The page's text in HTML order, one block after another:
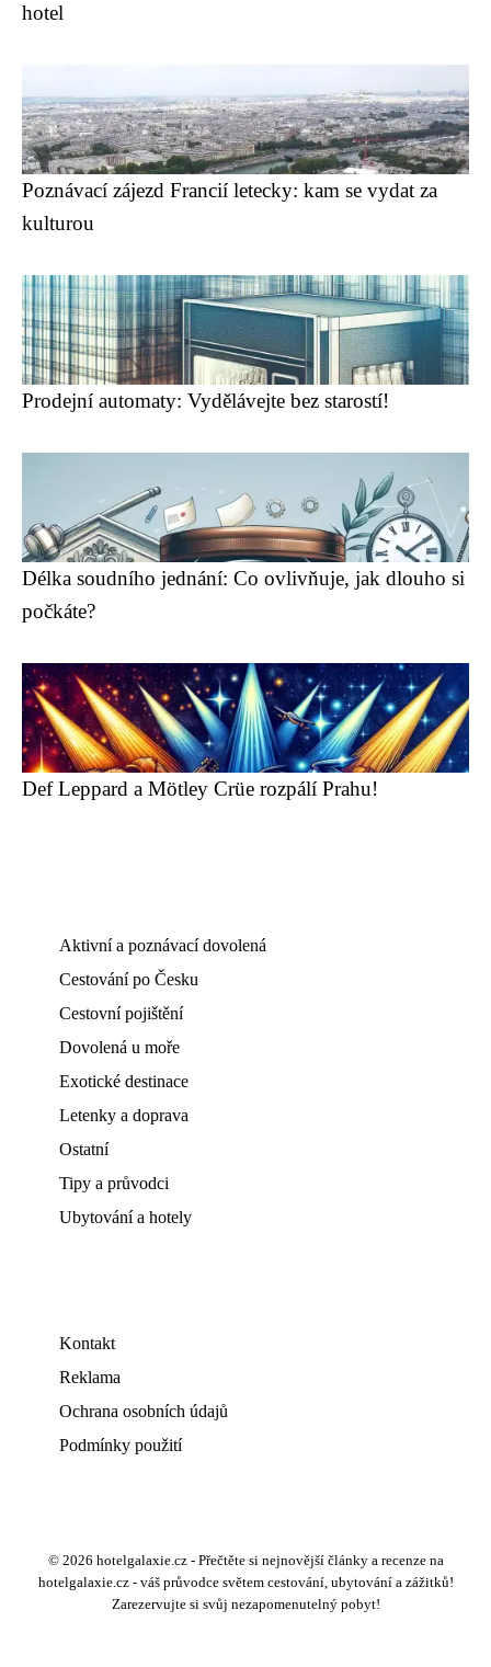
hotel
Poznávací zájezd Francií letecky: kam se vydat za
kulturou
Prodejní automaty: Vydělávejte bez starostí!
Délka soudního jednání: Co ovlivňuje, jak dlouho si
počkáte?
Def Leppard a Mötley Crüe rozpálí Prahu!
Aktivní a poznávací dovolená
Cestování po Česku
Cestovní pojištění
Dovolená u moře
Exotické destinace
Letenky a doprava
Ostatní
Tipy a průvodci
Ubytování a hotely
Kontakt
Reklama
Ochrana osobních údajů
Podmínky použití
© 2026 hotelgalaxie.cz - Přečtěte si nejnovější články a recenze na
hotelgalaxie.cz - váš průvodce světem cestování, ubytování a zážitků!
Zarezervujte si svůj nezapomenutelný pobyt!